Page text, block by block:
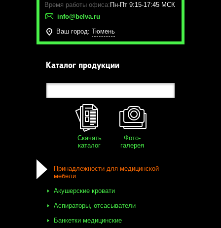
Время работы офиса: Пн-Пт 9:15-17:45 МСК
info@belva.ru
Ваш город: Тюмень
Каталог продукции
Скачать
каталог
Фото-
галерея
Принадлежности для медицинской
мебели
Акушерские кровати
Аспираторы, отсасыватели
Банкетки медицинские